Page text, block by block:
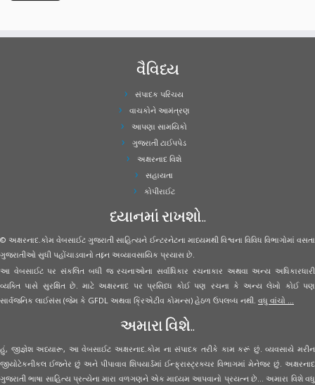
વૈવિધ્ય
સંપાદક પરિચય
વાચકોને આમંત્રણ
આપણા સામયિકો
ગુજરાતી ટાઈપપેડ
અક્ષરનાદ વિશે
સહાયતા
કોપીરાઈટ
ધ્યાનમાં રાખશો..
© અક્ષરનાદ.કોમ વેબસાઈટ ગુજરાતી સાહિત્યને ઈન્ટરનેટના માધ્યમથી વિશ્વના વિવિધ વિભાગોમાં વસતા
ગુજરાતીઓ સુધી પહોંચાડવાનો તદ્દન અવ્યાવસાયિક પ્રયાસ છે.
આ વેબસાઈટ પર સંકલિત બધી જ રચનાઓના સર્વાધિકાર રચનાકાર અથવા અન્ય અધિકારધારી
વ્યક્તિ પાસે સુરક્ષિત છે. માટે અક્ષરનાદ પર પ્રસિધ્ધ કોઈ પણ રચના કે અન્ય લેખો કોઈ પણ
સાર્વજનિક લાઈસંસ (જેમ કે GFDL અથવા ક્રિએટીવ કોમન્સ) હેઠળ ઉપલબ્ધ નથી. વધુ વાંચો ...
અમારા વિશે..
હું, જીજ્ઞેશ અધ્યારૂ, આ વેબસાઈટ અક્ષરનાદ.કોમ ના સંપાદક તરીકે કામ કરૂં છું. વ્યવસાયે મરીન
જીયોટેકનીકલ ઈજનેર છું અને પીપાવાવ શિપયાર્ડમાં ઈન્ફ્રાસ્ટ્રક્ચર વિભાગમાં મેનેજર છું. અક્ષરનાદ
ગુજરાતી ભાષા સાહિત્ય પ્રત્યેના મારા વળગણને એક માધ્યમ આપવાનો પ્રયત્ન છે... અમારા વિશે વધુ